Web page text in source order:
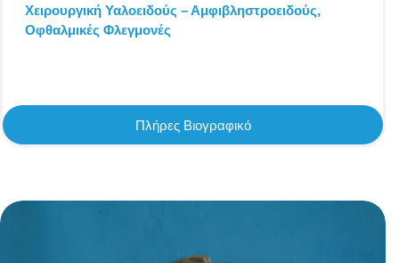
Χειρουργική Υαλοειδούς – Αμφιβληστροειδούς,
Οφθαλμικές Φλεγμονές
Πλήρες Βιογραφικό